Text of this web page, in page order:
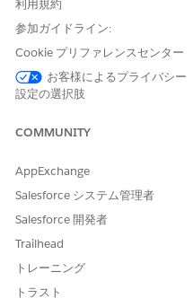
プロンプトビルダーの概要
この記事で問題
利用規約
参加ガイドライン:
Cookie プリファレンスセンター
お客様によるプライバシー
設定の選択肢
COMMUNITY
AppExchange
Salesforce システム管理者
Salesforce 開発者
Trailhead
トレーニング
トラスト